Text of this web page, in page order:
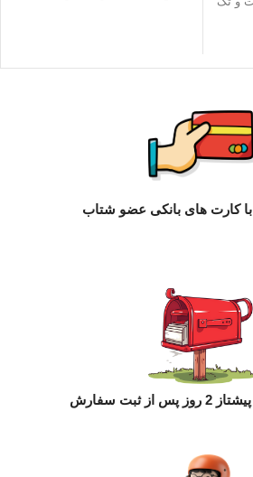
کارت های بانکی عضو شتاب
ثبت سفارش